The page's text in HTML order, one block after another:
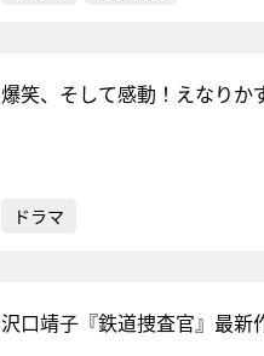
爆笑、そして感動！えなりか
ドラマ
沢口靖子『鉄道捜査官』最新